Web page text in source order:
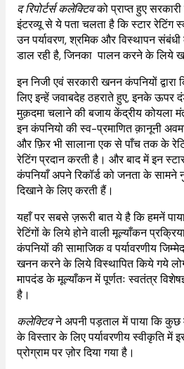
द रिपोर्टर्स कलेक्टिवको प्राप्त हुए
इंटरव्यू से ये पता चलता है कि स्टार रेटिंग
उन पर्यावरण, श्रमिक और विस्थापन
डाल रही है, जिनका पालन करने के लिये
इन निजी एवं सरकारी खनन कंपनियों
लिए इन्हें जवाबदेह ठहराते हुए, इनके ऊपर
मुक़दमा चलाने की बजाय केंद्रीय कोयला
इन कंपनियो की स्व-प्रमाणित क़ानूनी
और फ़िर भी सालाना एक से पाँच तक के
रेटिंग प्रदान करती है। और बाद में इन
कंपनियाँ अपने रिकॉर्ड को जनता के सामने
दिखाने के लिए करती हैं।
यहाँ पर सबसे ज़रूरी बात ये है कि हमनें
रेटिंगों के लिये होने वाली मूल्याँकन
कंपनियों की सामाजिक व पर्यावरणीय
खनन करने के लिये विस्थापित किये गये
मापदंड के मूल्याँकन में पूर्णतः स्वतंत्र
है।
कलेक्टिवने अपनी पड़ताल में पाया कि कुछ
के विस्तार के लिए पर्यावरणीय स्वीकृति में
प्रोग्राम पर ज़ोर दिया गया है।